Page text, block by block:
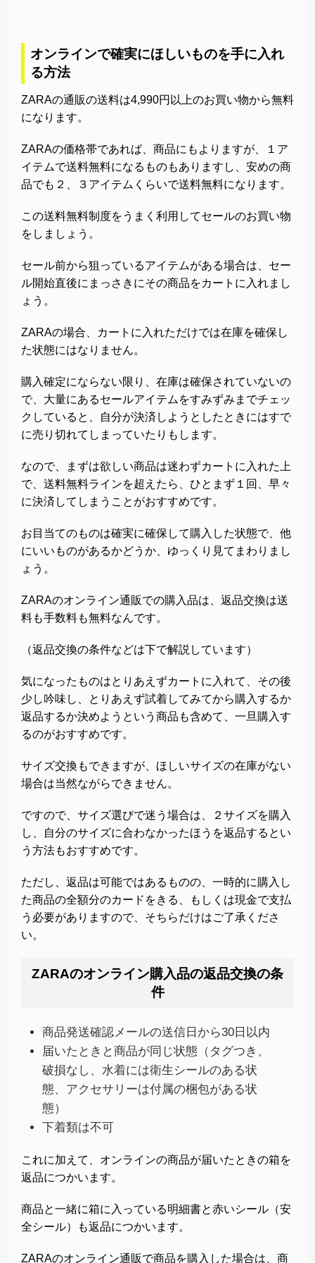
オンラインで確実にほしいものを手に入れ
る方法
ZARAの通販の送料は4,990円以上のお買い物から無料
になります。
ZARAの価格帯であれば、商品にもよりますが、１ア
イテムで送料無料になるものもありますし、安めの商
品でも２、３アイテムくらいで送料無料になります。
この送料無料制度をうまく利用してセールのお買い物
をしましょう。
セール前から狙っているアイテムがある場合は、セー
ル開始直後にまっさきにその商品をカートに入れまし
ょう。
ZARAの場合、カートに入れただけでは在庫を確保し
た状態にはなりません。
購入確定にならない限り、在庫は確保されていないの
で、大量にあるセールアイテムをすみずみまでチェッ
クしていると、自分が決済しようとしたときにはすで
に売り切れてしまっていたりもします。
なので、まずは欲しい商品は迷わずカートに入れた上
で、送料無料ラインを超えたら、ひとまず１回、早々
に決済してしまうことがおすすめです。
お目当てのものは確実に確保して購入した状態で、他
にいいものがあるかどうか、ゆっくり見てまわりまし
ょう。
ZARAのオンライン通販での購入品は、返品交換は送
料も手数料も無料なんです。
（返品交換の条件などは下で解説しています）
気になったものはとりあえずカートに入れて、その後
少し吟味し、とりあえず試着してみてから購入するか
返品するか決めようという商品も含めて、一旦購入す
るのがおすすめです。
サイズ交換もできますが、ほしいサイズの在庫がない
場合は当然ながらできません。
ですので、サイズ選びで迷う場合は、２サイズを購入
し、自分のサイズに合わなかったほうを返品するとい
う方法もおすすめです。
ただし、返品は可能ではあるものの、一時的に購入し
た商品の全額分のカードをきる、もしくは現金で支払
う必要がありますので、そちらだけはご了承くださ
い。
ZARAのオンライン購入品の返品交換の条
件
商品発送確認メールの送信日から30日以内
届いたときと商品が同じ状態（タグつき、
破損なし、水着には衛生シールのある状
態、アクセサリーは付属の梱包がある状
態）
下着類は不可
これに加えて、オンラインの商品が届いたときの箱を
返品につかいます。
商品と一緒に箱に入っている明細書と赤いシール（安
全シール）も返品につかいます。
ZARAのオンライン通販で商品を購入した場合は、商